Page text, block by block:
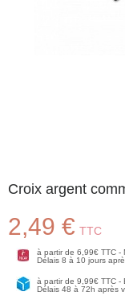
Croix argent
2,49 € TTC
à partir de 6,99€ TTC -
Délais 8 à 10 jours
à partir de 9,99€ TTC -
Délais 48 à 72h après